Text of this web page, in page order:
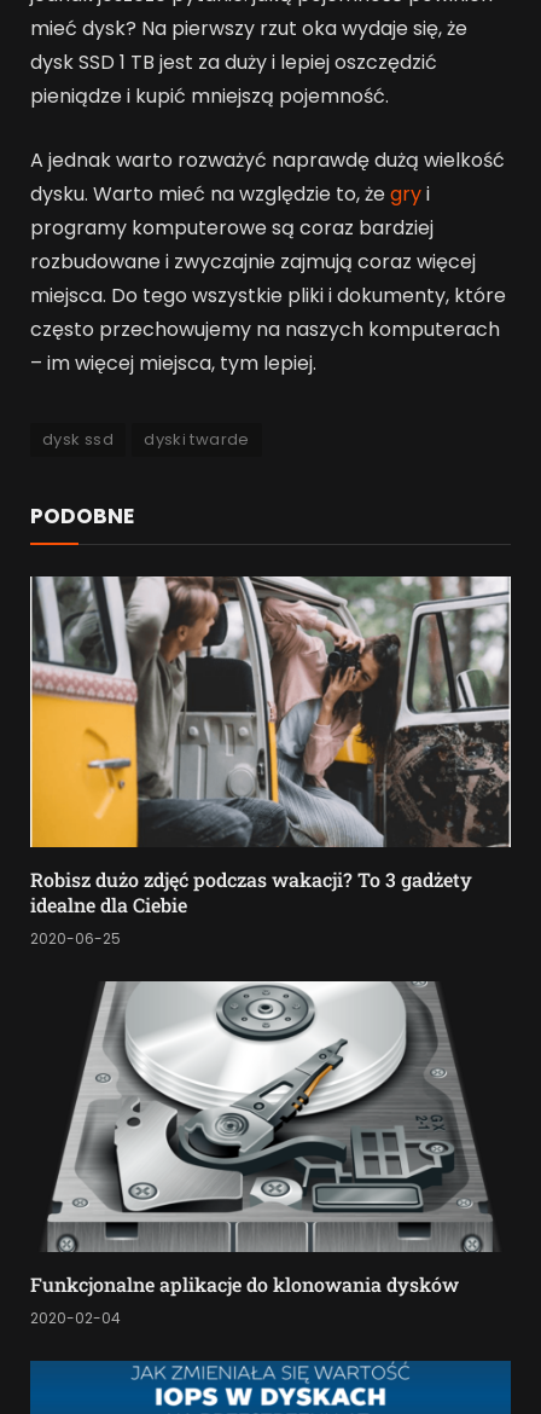
mieć dysk? Na pierwszy rzut oka wydaje się, że
dysk SSD 1 TB jest za duży i lepiej oszczędzić
pieniądze i kupić mniejszą pojemność.
A jednak warto rozważyć naprawdę dużą wielkość
dysku. Warto mieć na względzie to, żegryi
programy komputerowe są coraz bardziej
rozbudowane i zwyczajnie zajmują coraz więcej
miejsca. Do tego wszystkie pliki i dokumenty, które
często przechowujemy na naszych komputerach
– im więcej miejsca, tym lepiej.
dysk ssd dyski twarde
PODOBNE
Robisz dużo zdjęć podczas wakacji? To 3 gadżety
idealne dla Ciebie
2020-06-25
Funkcjonalne aplikacje do klonowania dysków
2020-02-04